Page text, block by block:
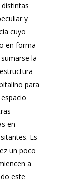
y
cuyo
en forma
la
para
en
Es
un poco
a
este